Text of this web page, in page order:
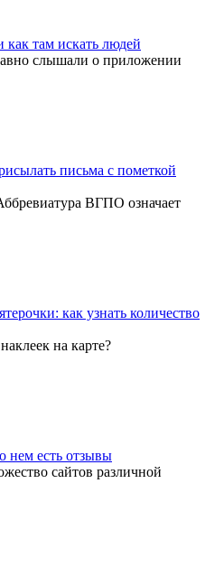
как там искать людей
слышали о приложении
письма с пометкой
ВГПО означает
как узнать количество
на карте?
нем есть отзывы
сайтов различной